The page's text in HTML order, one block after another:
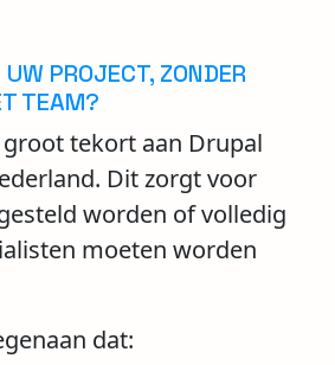
PROJECT, ZONDER
TEAM?
groot tekort aan Drupal
Dit zorgt voor
worden of volledig
moeten worden
dat: